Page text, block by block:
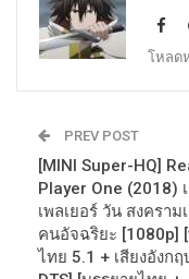
โหลด
PREV POST
[MINI Super-HQ]
Player One (2018)
เพลเยอร์ วัน สงคราม
คนอัจฉริยะ [1080p]
ไทย 5.1 + เสียงอังกฤ